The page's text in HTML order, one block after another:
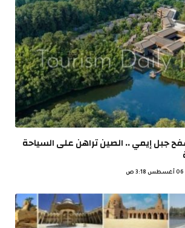
جبل إيمي .. الصين تراهن على السياحة